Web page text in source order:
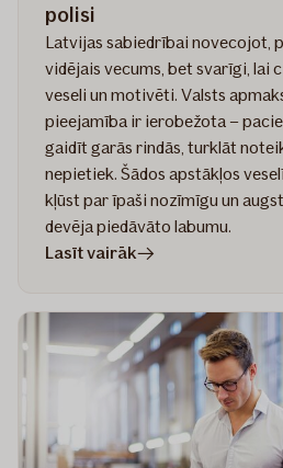
polisi
Latvijas sabiedrībai novecojot,
vidējais vecums, bet svarīgi, lai
veseli un motivēti. Valsts
pieejamība ir ierobežota –
gaidīt garās rindās, turklāt
nepietiek. Šādos apstākļos
kļūst par īpaši nozīmīgu un
devēja piedāvāto labumu.
Lasīt vairākrakstā
–
ceļā
polisi